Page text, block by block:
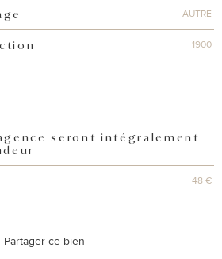
AUTRE
1900
seront intégralement
48 €
Partager ce bien